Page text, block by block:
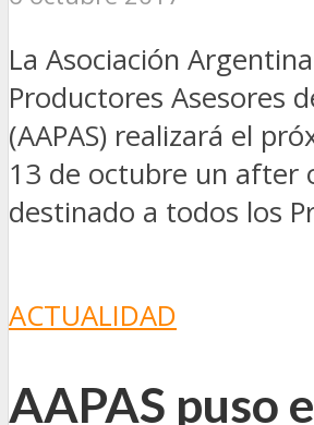
La Asociación
Productores Asesores
(AAPAS) realizará el
13 de octubre un after
destinado a todos los
ACTUALIDAD
AAPAS puso